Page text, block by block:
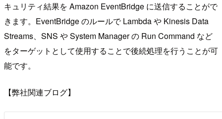
キュリティ結果を Amazon EventBridge に送信することがで
きます。EventBridge のルールで Lambda や Kinesis Data
Streams、SNS や System Manager の Run Command など
をターゲットとして使用することで後続処理を行うことが可
能です。
【弊社関連ブログ】